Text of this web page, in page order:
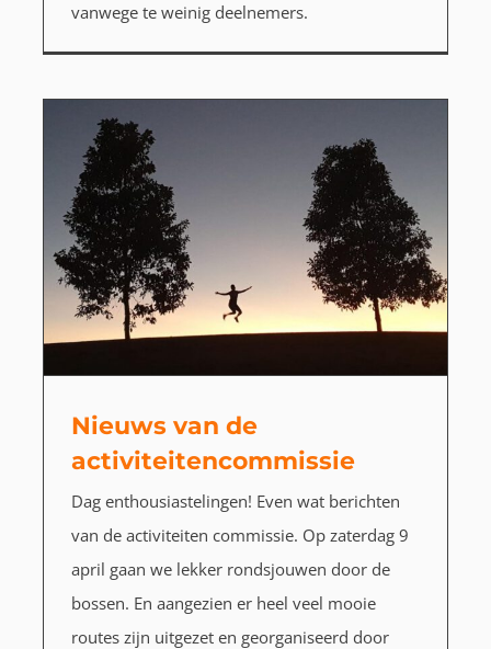
vanwege te weinig deelnemers.
Nieuws van de
activiteitencommissie
Dag enthousiastelingen! Even wat berichten
van de activiteiten commissie. Op zaterdag 9
april gaan we lekker rondsjouwen door de
bossen. En aangezien er heel veel mooie
routes zijn uitgezet en georganiseerd door